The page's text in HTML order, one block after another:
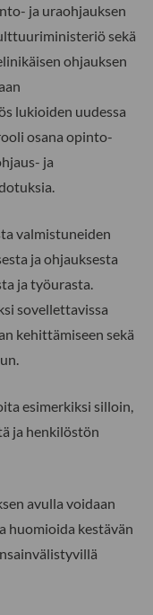
ja uraohjauksen
sekä
ohjauksen
lukioiden uudessa
osana opinto-
ja
valmistuneiden
ja ohjauksesta
ja työurasta.
sovellettavissa
kehittämiseen sekä
esimerkiksi silloin,
ja henkilöstön
avulla voidaan
huomioida kestävän